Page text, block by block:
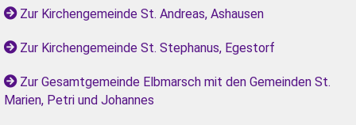
Zur Kirchengemeinde St. Andreas, Ashausen
Zur Kirchengemeinde St. Stephanus, Egestorf
Zur Gesamtgemeinde Elbmarsch mit den Gemeinden St.
Marien, Petri und Johannes